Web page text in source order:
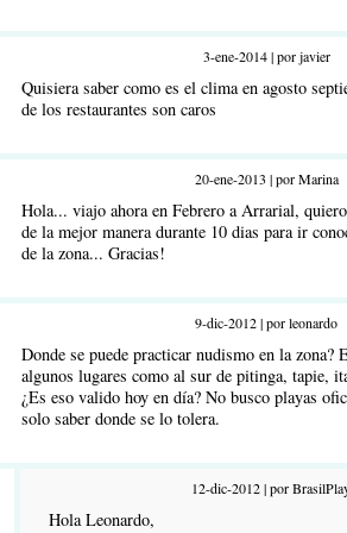
3-ene-2014 | por javier
Quisiera saber como es el clima en agosto
de los restaurantes son caros
20-ene-2013 | por Marina
Hola... viajo ahora en Febrero a Arrarial,
de la mejor manera durante 10 dias para ir
de la zona... Gracias!
9-dic-2012 | por leonardo
Donde se puede practicar nudismo en la zona?
algunos lugares como al sur de pitinga, tapie,
¿Es eso valido hoy en día? No busco playas
solo saber donde se lo tolera.
12-dic-2012 | por
Hola Leonardo,